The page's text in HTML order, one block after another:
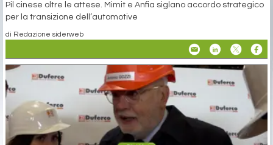
Pil cinese oltre le attese. Mimit e Anfia siglano accordo strategico
per la transizione dell’automotive
di Redazione siderweb